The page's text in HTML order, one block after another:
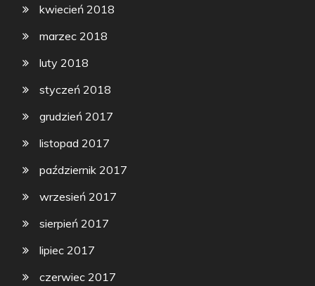
kwiecień 2018
marzec 2018
luty 2018
styczeń 2018
grudzień 2017
listopad 2017
październik 2017
wrzesień 2017
sierpień 2017
lipiec 2017
czerwiec 2017